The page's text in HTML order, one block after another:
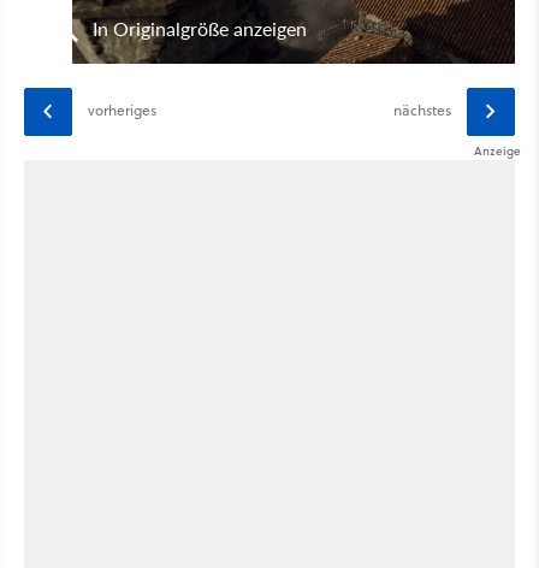
In Originalgröße anzeigen
vorheriges nächstes